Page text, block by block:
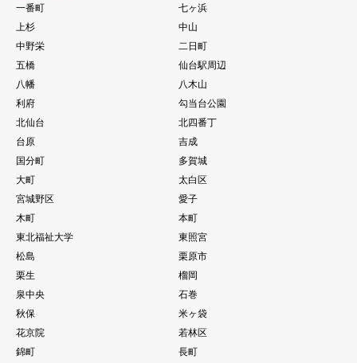
一番町
七ヶ浜
上杉
中山
中野栄
二日町
五橋
仙台駅周辺
八幡
八木山
利府
勾当台公園
北仙台
北四番丁
台原
吉成
国分町
多賀城
大町
太白区
宮城野区
愛子
木町
本町
東北福祉大学
東照宮
松島
栗原市
栗生
榴岡
泉中央
石巻
秋保
米ヶ袋
花京院
若林区
錦町
長町